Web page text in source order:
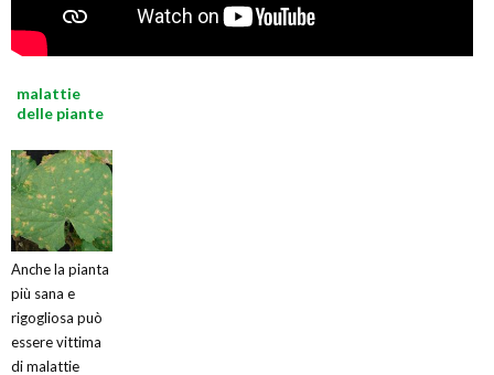
malattie
delle piante
Anche la pianta
più sana e
rigogliosa può
essere vittima
di malattie